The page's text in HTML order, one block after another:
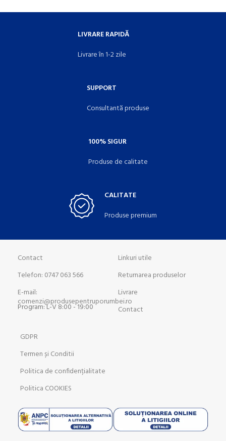
LIVRARE RAPIDĂ
Livrare în 1-2 zile
SUPPORT
Consultantă produse
100% SIGUR
Produse de calitate
CALITATE
Produse premium
Contact
Telefon: 0747 063 566
E-mail:
comenzi@produsepentruporumbei.ro
Program: L-V 8:00 - 19:00
Linkuri utile
Returnarea produselor
Livrare
Contact
GDPR
Termen și Conditii
Politica de confidențialitate
Politica COOKIES